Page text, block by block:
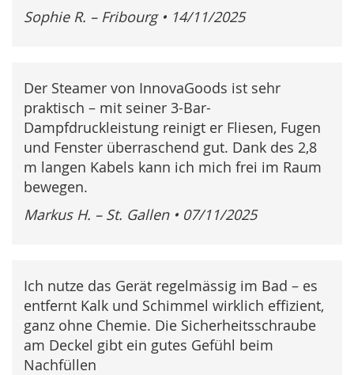
Sophie R. – Fribourg • 14/11/2025
Der Steamer von InnovaGoods ist sehr
praktisch – mit seiner 3-Bar-
Dampfdruckleistung reinigt er Fliesen, Fugen
und Fenster überraschend gut. Dank des 2,8
m langen Kabels kann ich mich frei im Raum
bewegen.
Markus H. – St. Gallen • 07/11/2025
Ich nutze das Gerät regelmässig im Bad – es
entfernt Kalk und Schimmel wirklich effizient,
ganz ohne Chemie. Die Sicherheitsschraube
am Deckel gibt ein gutes Gefühl beim
Nachfüllen